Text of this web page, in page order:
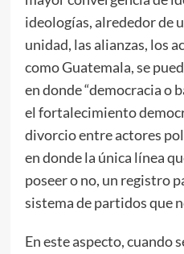
ideologías, alrededor de
unidad, las alianzas, los
como Guatemala, se
en donde “democracia o
el fortalecimiento
divorcio entre actores
en donde la única línea
poseer o no, un registro
sistema de partidos que
En este aspecto, cuando